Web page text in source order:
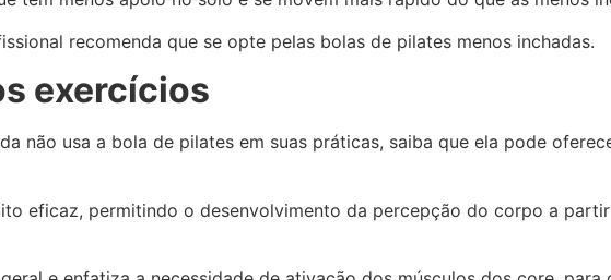
recomenda que se opte pelas bolas de pilates menos inchadas.
exercícios
não usa a bola de pilates em suas práticas, saiba que ela pode
eficaz, permitindo o desenvolvimento da percepção do corpo a